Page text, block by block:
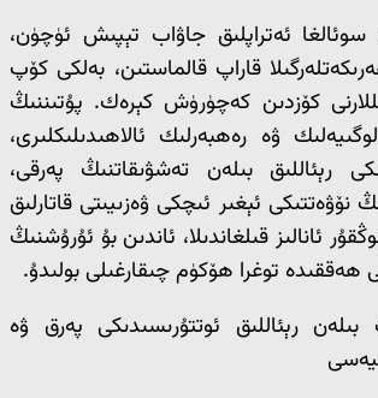
ئەتراپلىق جاۋاب تېپىش ئۈچۈن،
قاراپ قالماستىن، بەلكى كۆپ
كۆزدىن كەچۈرۈش كېرەك. پۇتىننىڭ
ۋە رەھبەرلىك ئالاھىدىلىكلىرى،
رېئاللىق بىلەن تەشۋىقاتنىڭ پەرقى،
نۆۋەتتىكى ئېغىر ئىچكى ۋەزىيىتى قاتارلىق
ئانالىز قىلغاندىلا، ئاندىن بۇ ئۇرۇشنىڭ
توغرا ھۆكۈم چىقارغىلى بولىدۇ.
بىلەن رېئاللىق ئوتتۇرىسىدىكى پەرق ۋە